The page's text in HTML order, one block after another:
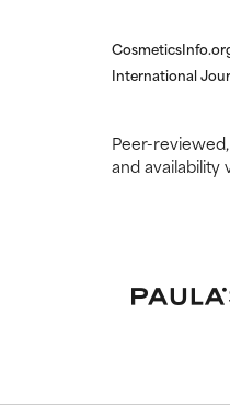
International
Peer-
and